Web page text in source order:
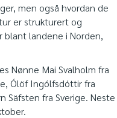
men også hvordan de
er strukturert og
blant landene i Norden,
Nønne Mai Svalholm fra
Ólöf Ingólfsdóttir fra
Säfsten fra Sverige. Neste